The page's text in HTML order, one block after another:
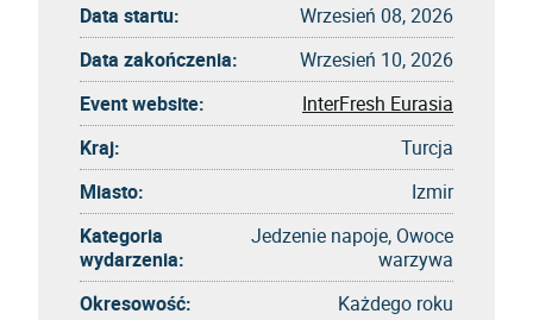
Data startu:
Wrzesień 08, 2026
Data zakończenia:
Wrzesień 10, 2026
Event website:
InterFresh Eurasia
Kraj:
Turcja
Miasto:
Izmir
Kategoria
wydarzenia:
Jedzenie napoje, Owoce
warzywa
Okresowość:
Każdego roku